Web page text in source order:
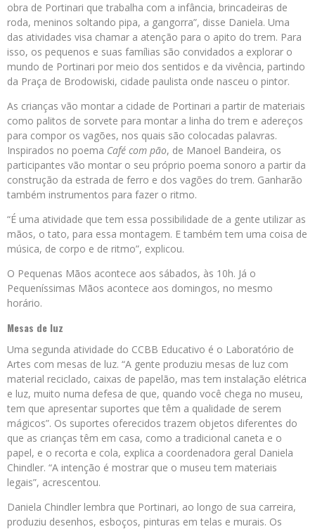
obra de Portinari que trabalha com a infância, brincadeiras de
roda, meninos soltando pipa, a gangorra”, disse Daniela. Uma
das atividades visa chamar a atenção para o apito do trem. Para
isso, os pequenos e suas famílias são convidados a explorar o
mundo de Portinari por meio dos sentidos e da vivência, partindo
da Praça de Brodowiski, cidade paulista onde nasceu o pintor.
As crianças vão montar a cidade de Portinari a partir de materiais
como palitos de sorvete para montar a linha do trem e adereços
para compor os vagões, nos quais são colocadas palavras.
Inspirados no poema Café com pão, de Manoel Bandeira, os
participantes vão montar o seu próprio poema sonoro a partir da
construção da estrada de ferro e dos vagões do trem. Ganharão
também instrumentos para fazer o ritmo.
“É uma atividade que tem essa possibilidade de a gente utilizar as
mãos, o tato, para essa montagem. E também tem uma coisa de
música, de corpo e de ritmo”, explicou.
O Pequenas Mãos acontece aos sábados, às 10h. Já o
Pequeníssimas Mãos acontece aos domingos, no mesmo
horário.
Mesas de luz
Uma segunda atividade do CCBB Educativo é o Laboratório de
Artes com mesas de luz. “A gente produziu mesas de luz com
material reciclado, caixas de papelão, mas tem instalação elétrica
e luz, muito numa defesa de que, quando você chega no museu,
tem que apresentar suportes que têm a qualidade de serem
mágicos”. Os suportes oferecidos trazem objetos diferentes do
que as crianças têm em casa, como a tradicional caneta e o
papel, e o recorta e cola, explica a coordenadora geral Daniela
Chindler. “A intenção é mostrar que o museu tem materiais
legais”, acrescentou.
Daniela Chindler lembra que Portinari, ao longo de sua carreira,
produziu desenhos, esboços, pinturas em telas e murais. Os